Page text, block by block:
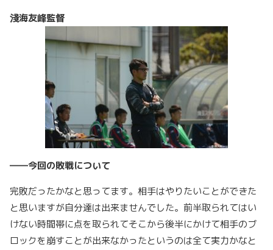
淺海友峰監督
――今回の敗戦について
完敗だったかなと思ってます。相手はやりたいことができた
と思いますが自分達は出来ませんでした。前半取られてはい
けない時間帯に点を取られてそこから後半にかけて相手のブ
ロックを崩すことが出来なかったというのは全て実力かなと